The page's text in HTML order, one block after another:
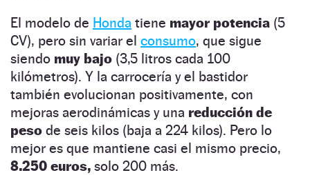
El modelo de Honda tiene mayor potencia (5
CV), pero sin variar el consumo, que sigue
siendo muy bajo (3,5 litros cada 100
kilómetros). Y la carrocería y el bastidor
también evolucionan positivamente, con
mejoras aerodinámicas y una reducción de
peso de seis kilos (baja a 224 kilos). Pero lo
mejor es que mantiene casi el mismo precio,
8.250 euros, solo 200 más.